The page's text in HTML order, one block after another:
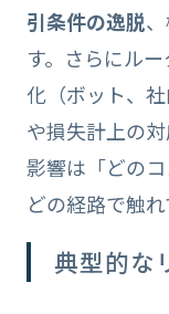
引条件の逸脱
す。さらにル
化（ボット、
や損失計上の
影響は「どのコ
どの経路で触
典型的な